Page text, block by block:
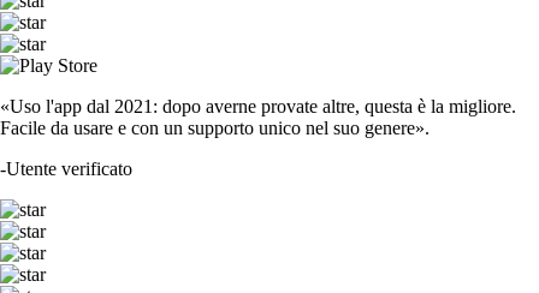
«Uso l'app dal 2021: dopo averne provate altre, questa è la migliore.
Facile da usare e con un supporto unico nel suo genere».
-Utente verificato